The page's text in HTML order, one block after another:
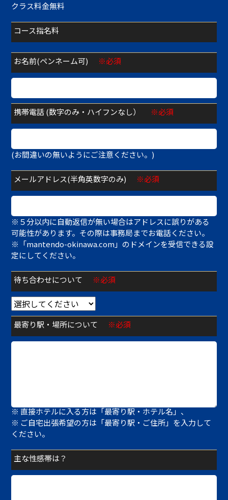
クラス料金無料
コース指名料
お名前(ペンネーム可) ※必須
携帯電話 (数字のみ・ハイフンなし） ※必須
(お間違いの無いようにご注意ください。)
メールアドレス(半角英数字のみ) ※必須
※５分以内に自動返信が無い場合はアドレスに誤りがある
可能性があります。その際は事務局までお電話ください。
※「mantendo-okinawa.com」のドメインを受信できる設
定にしてください。
待ち合わせについて ※必須
最寄り駅・場所について ※必須
※ 直接ホテルに入る方は「最寄り駅・ホテル名」、
※ ご自宅出張希望の方は「最寄り駅・ご住所」を入力して
ください。
主な性感帯は？